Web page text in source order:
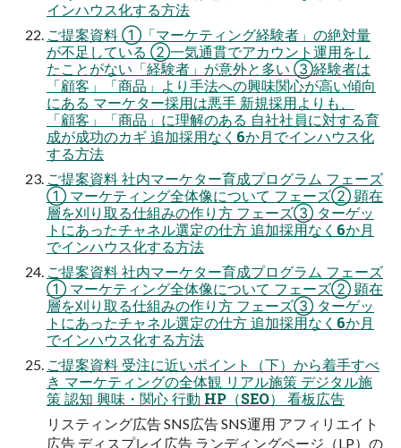
インハウス化する方法
ご提案資料 ①「マーケティング経験者」の絶対量
が不足している ②一気通貫でアカウント運用をし
たことがない「経験者」が意外と多い ③経験者は
「顧客」「商品」より手法への興味関心が高い傾向
にある マーケター採用は悪手 新規採用よりも、
「顧客」「商品」に理解のある 自社社員に対する育
成が成功のカギ 追加採用なく6か月でインハウス化
する方法
ご提案資料 社内マーケター育成プログラム フェーズ
① マーケティング全体像について フェーズ② 顕在
層を刈り取る仕組みの作り方 フェーズ③ ターゲッ
トにあったチャネル選定の仕方 追加採用なく6か月
でインハウス化する方法
ご提案資料 社内マーケター育成プログラム フェーズ
① マーケティング全体像について フェーズ② 顕在
層を刈り取る仕組みの作り方 フェーズ③ ターゲッ
トにあったチャネル選定の仕方 追加採用なく6か月
でインハウス化する方法
ご提案資料 受注に近いポイント（下）から着手すべ
き マーケティングの全体観 リアル施策 デジタル施
策 認知 興味・関心 行動 HP（SEO） 看板広告
リスティング広告 SNS広告 SNS運用 アフィリエイト
広告 ディスプレイ広告 ランディングページ（LP）の